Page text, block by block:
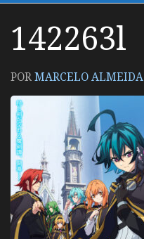
142263l
PORMARCELO ALMEIDA